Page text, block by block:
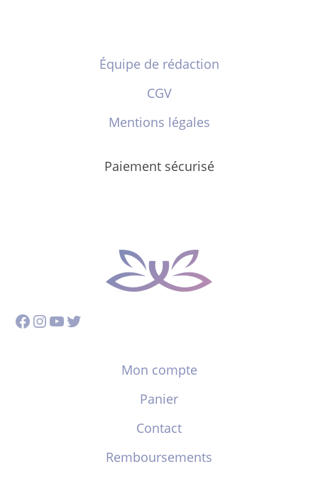
Équipe de rédaction
CGV
Mentions légales
Paiement sécurisé
Facebook
Instagram
YouTube
Twitter
Mon compte
Panier
Contact
Remboursements